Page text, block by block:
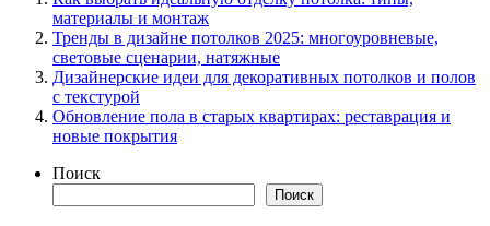
материалы и монтаж
Тренды в дизайне потолков 2025: многоуровневые,
световые сценарии, натяжные
Дизайнерские идеи для декоративных потолков и полов
с текстурой
Обновление пола в старых квартирах: реставрация и
новые покрытия
Поиск
Поиск